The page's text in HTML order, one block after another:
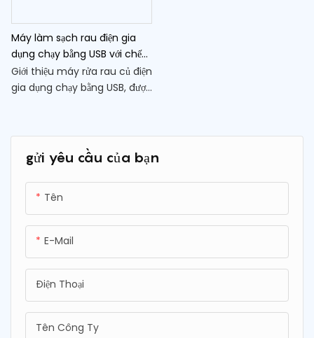
gửi yêu cầu của bạn
Tên
E-Mail
Điện Thoại
Tên Công Ty
Máy làm sạch rau điện gia
dụng chạy bằng USB với chế
độ Ozone để loại bỏ thuốc trừ
sâu hiệu quả
Giới thiệu máy rửa rau củ điện
gia dụng chạy bằng USB, được
Thiết bị tiện lợi và nhỏ gọn
này đảm bảo bạn và gia đình
có thể tận hưởng sản phẩm
sạch và an toàn tại nhà